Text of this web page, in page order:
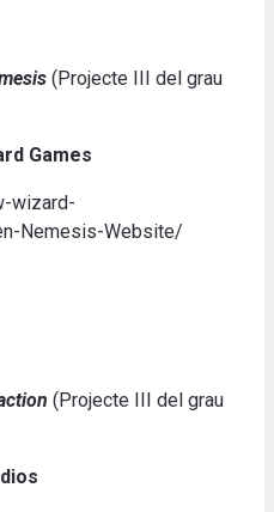
(Projecte III del grau
Games
wizard-
Nemesis-Website/
(Projecte III del grau